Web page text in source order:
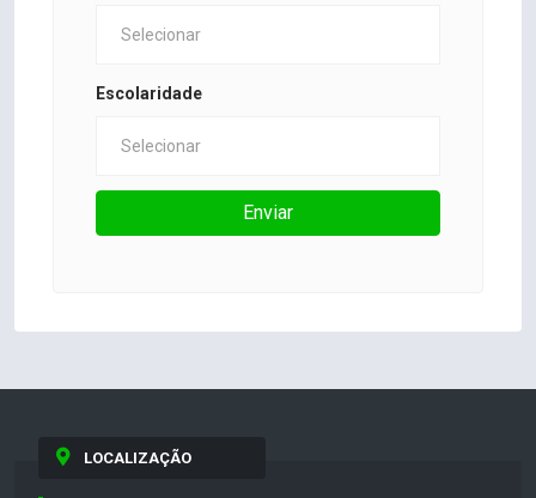
Escolaridade
Enviar
LOCALIZAÇÃO